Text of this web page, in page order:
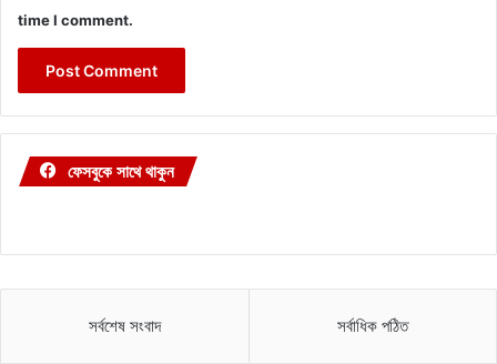
time I comment.
ফেসবুকে সাথে থাকুন
সর্বশেষ সংবাদ সর্বাধিক পঠিত